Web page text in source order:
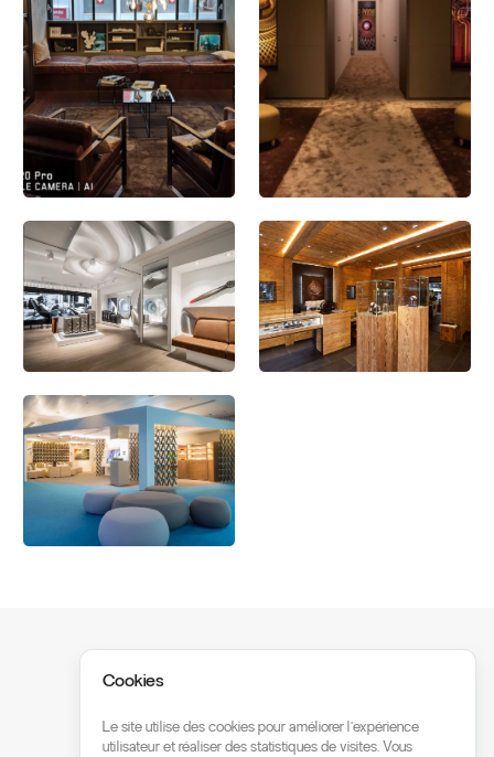
Cookies
Le site utilise des cookies pour améliorer l’expérience
utilisateur et réaliser des statistiques de visites. Vous
Prêt·e à commencer?
Chaque projet commence par une
conversation.